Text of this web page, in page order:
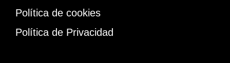
Política de cookies
Política de Privacidad